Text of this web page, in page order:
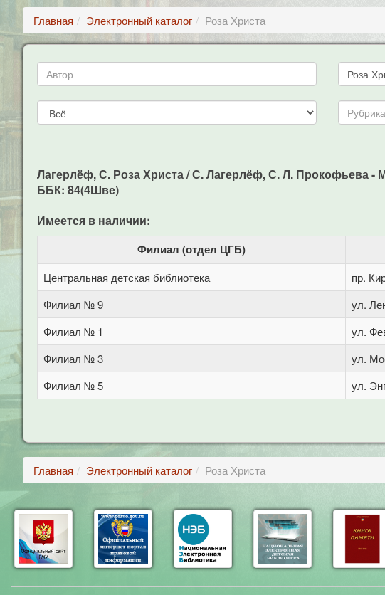
Главная Электронный каталог Роза Христа
Лагерлёф, С. Роза Христа / С. Лагерлёф, С. Л. Прокофьева -
ББК: 84(4Шве)
Имеется в наличии:
Филиал (отдел ЦГБ)
Центральная детская библиотека пр.
Филиал № 9
ул.
Филиал № 1
ул.
Филиал № 3
ул.
Филиал № 5
ул.
Главная Электронный каталог Роза Христа